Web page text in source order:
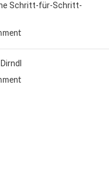
Schritt-für-Schritt-